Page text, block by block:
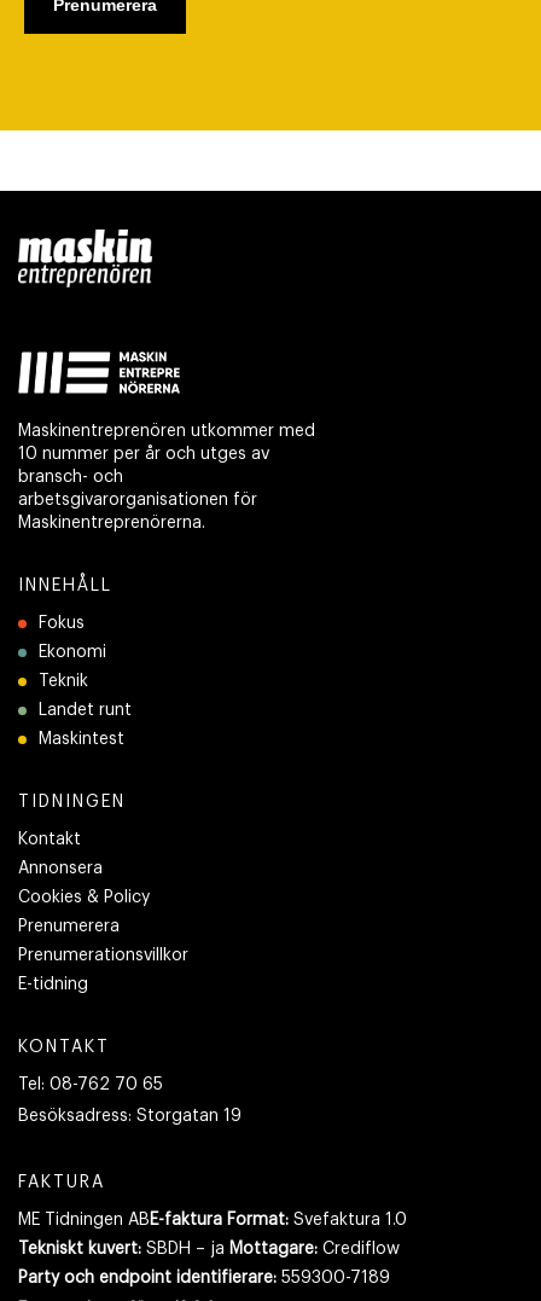
Maskinentreprenören utkommer med
10 nummer per år och utges av
bransch- och
arbetsgivarorganisationen för
Maskinentreprenörerna.
INNEHÅLL
Fokus
Ekonomi
Teknik
Landet runt
Maskintest
TIDNINGEN
Kontakt
Annonsera
Cookies & Policy
Prenumerera
Prenumerationsvillkor
E-tidning
KONTAKT
Tel: 08-762 70 65
Besöksadress: Storgatan 19
FAKTURA
ME Tidningen AB E-faktura Format: Svefaktura 1.0
Tekniskt kuvert: SBDH – ja Mottagare: Crediflow
Party och endpoint identifierare: 559300-7189